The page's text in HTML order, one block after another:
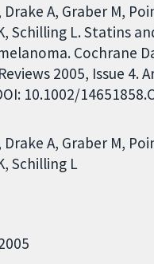
Drake A, Graber M,
Schilling L. Statins
Cochrane
2005, Issue 4.
10.1002/
Drake A Graber M
Schilling L